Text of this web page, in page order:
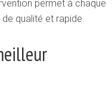
permet à chaque
qualité et rapide.